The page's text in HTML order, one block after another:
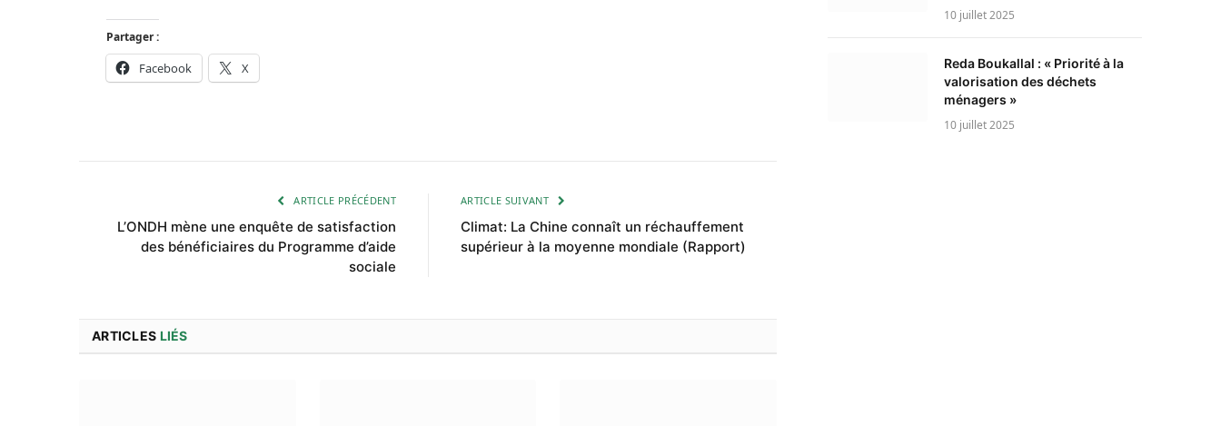
Partager :
Facebook X
ARTICLE PRÉCÉDENT
L’ONDH mène une enquête de satisfaction
des bénéficiaires du Programme d’aide
sociale
ARTICLE SUIVANT
Climat: La Chine connaît un réchauffement
supérieur à la moyenne mondiale (Rapport)
ARTICLES LIÉS
10 juillet 2025
Reda Boukallal : « Priorité à la
valorisation des déchets
ménagers »
10 juillet 2025